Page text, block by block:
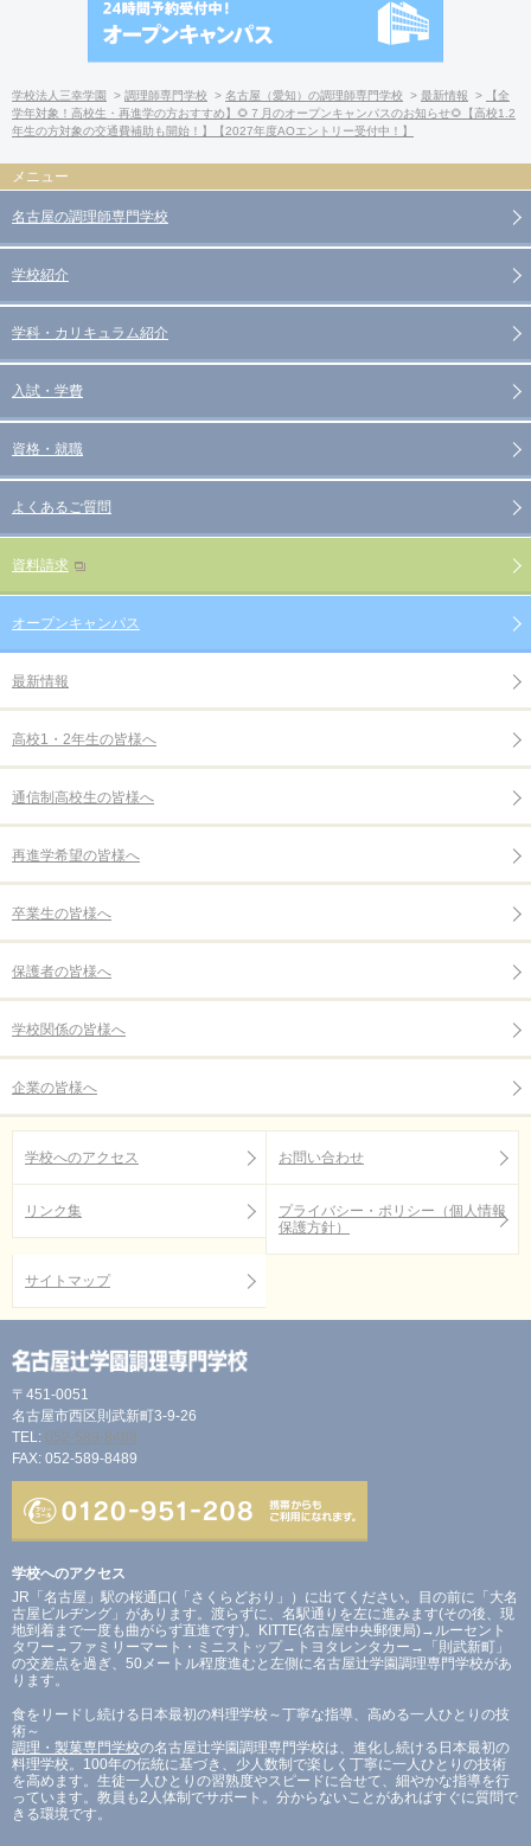
学校法人三幸学園 調理師専門学校 名古屋（愛知）の調理師専門学校 最新情報
【全
学年対象！高校生・再進学の方おすすめ】🌻７月のオープンキャンパスのお知らせ🌻【高校1.2
年生の方対象の交通費補助も開始！】【2027年度AOエントリー受付中！】
名古屋の調理師専門学校
学校紹介
学科・カリキュラム紹介
入試・学費
資格・就職
よくあるご質問
資料請求
オープンキャンパス
最新情報
高校1・2年生の皆様へ
通信制高校生の皆様へ
再進学希望の皆様へ
卒業生の皆様へ
保護者の皆様へ
学校関係の皆様へ
企業の皆様へ
学校へのアクセス お問い合わせ
リンク集
プライバシー・ポリシー（個人情報
保護方針）
サイトマップ
〒451-0051
名古屋市西区則武新町3-9-26
TEL: 052-589-8488
FAX: 052-589-8489
学校へのアクセス
JR「名古屋」駅の桜通口(「さくらどおり」）に出てください。目の前に「大名
古屋ビルヂング」があります。渡らずに、名駅通りを左に進みます(その後、現
地到着まで一度も曲がらず直進です)。KITTE(名古屋中央郵便局)→ルーセント
タワー→ファミリーマート・ミニストップ→トヨタレンタカー→「則武新町」
の交差点を過ぎ、50メートル程度進むと左側に名古屋辻学園調理専門学校があ
ります。
食をリードし続ける日本最初の料理学校～丁寧な指導、高める一人ひとりの技
術～
調理・製菓専門学校の名古屋辻学園調理専門学校は、進化し続ける日本最初の
料理学校。100年の伝統に基づき、少人数制で楽しく丁寧に一人ひとりの技術
を高めます。生徒一人ひとりの習熟度やスピードに合せて、細やかな指導を行
っています。教員も2人体制でサポート。分からないことがあればすぐに質問で
きる環境です。